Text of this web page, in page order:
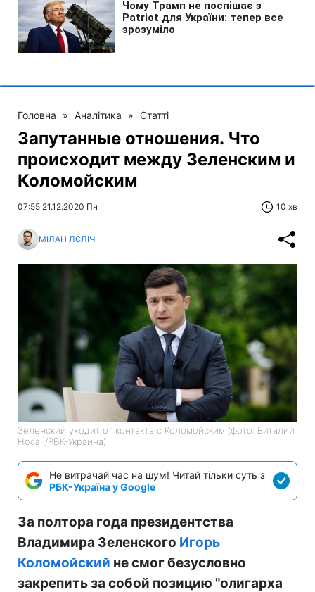
Головна » Аналітика » Статті
Запутанные отношения. Что
происходит между Зеленским и
Коломойским
07:55 21.12.2020 Пн 10 хв
МІЛАН ЛЄЛІЧ
Зеленский уходит от контакта с Коломойским (фото: Виталий
Носач/РБК-Украина)
Не витрачай час на шум! Читай тільки суть з
РБК-Україна у Google
За полтора года президентства
Владимира Зеленского Игорь
Коломойский не смог безусловно
закрепить за собой позицию "олигарха